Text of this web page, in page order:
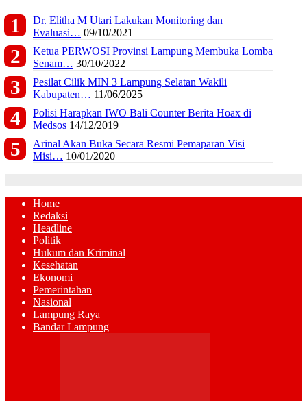
Dr. Elitha M Utari Lakukan Monitoring dan
Evaluasi… 09/10/2021
Ketua PERWOSI Provinsi Lampung Membuka Lomba
Senam… 30/10/2022
Pesilat Cilik MIN 3 Lampung Selatan Wakili
Kabupaten… 11/06/2025
Polisi Harapkan IWO Bali Counter Berita Hoax di
Medsos 14/12/2019
Arinal Akan Buka Secara Resmi Pemaparan Visi
Misi… 10/01/2020
Home
Redaksi
Headline
Politik
Hukum dan Kriminal
Kesehatan
Ekonomi
Pemerintahan
Nasional
Lampung Raya
Bandar Lampung